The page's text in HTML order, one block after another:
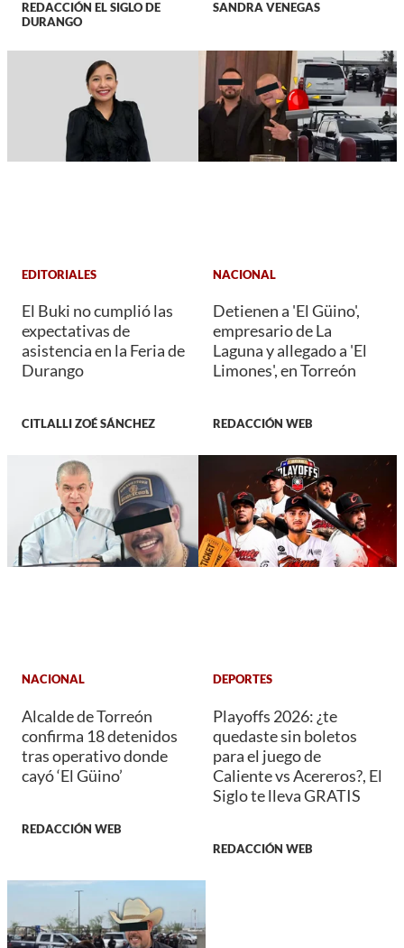
REDACCIÓN EL SIGLO DE
DURANGO
SANDRA VENEGAS
EDITORIALES
El Buki no cumplió las
expectativas de
asistencia en la Feria de
Durango
CITLALLI ZOÉ SÁNCHEZ
NACIONAL
Detienen a 'El Güino',
empresario de La
Laguna y allegado a 'El
Limones', en Torreón
REDACCIÓN WEB
NACIONAL
Alcalde de Torreón
confirma 18 detenidos
tras operativo donde
cayó ‘El Güino’
REDACCIÓN WEB
DEPORTES
Playoffs 2026: ¿te
quedaste sin boletos
para el juego de
Caliente vs Acereros?, El
Siglo te lleva GRATIS
REDACCIÓN WEB